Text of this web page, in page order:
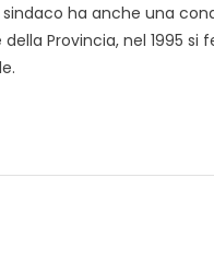
ha anche una
Provincia, nel 1995 si